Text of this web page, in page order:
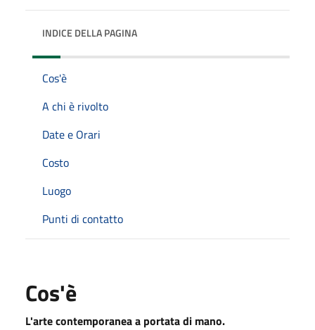
INDICE DELLA PAGINA
Cos'è
A chi è rivolto
Date e Orari
Costo
Luogo
Punti di contatto
Cos'è
L'arte contemporanea a portata di mano.